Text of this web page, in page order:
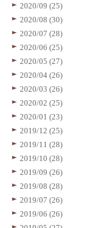
2020/09 (25)
2020/08 (30)
2020/07 (28)
2020/06 (25)
2020/05 (27)
2020/04 (26)
2020/03 (26)
2020/02 (25)
2020/01 (23)
2019/12 (25)
2019/11 (28)
2019/10 (28)
2019/09 (26)
2019/08 (28)
2019/07 (26)
2019/06 (26)